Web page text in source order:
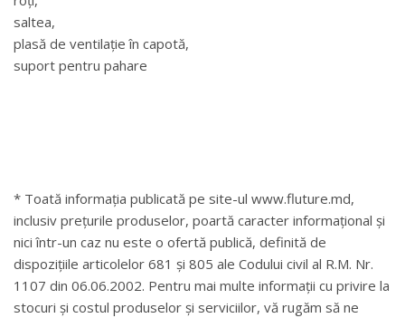
saltea,
plasă de ventilație în capotă,
suport pentru pahare
* Toată informația publicată pe site-ul www.fluture.md,
inclusiv prețurile produselor, poartă caracter informațional și
nici într-un caz nu este o ofertă publică, definită de
dispozițiile articolelor 681 și 805 ale Codului civil al R.M. Nr.
1107 din 06.06.2002. Pentru mai multe informații cu privire la
stocuri și costul produselor și serviciilor, vă rugăm să ne